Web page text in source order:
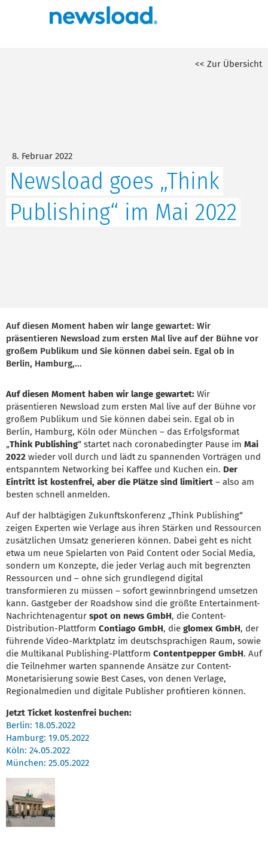
<< Zur Übersicht
8. Februar 2022
Newsload goes „Think
Publishing“ im Mai 2022
Auf diesen Moment haben wir lange gewartet: Wir
präsentieren Newsload zum ersten Mal live auf der Bühne vor
großem Publikum und Sie können dabei sein. Egal ob in
Berlin, Hamburg,...
Auf diesen Moment haben wir lange gewartet: Wir
präsentieren Newsload zum ersten Mal live auf der Bühne vor
großem Publikum und Sie können dabei sein. Egal ob in
Berlin, Hamburg, Köln oder München – das Erfolgsformat
„Think Publishing“ startet nach coronabedingter Pause im Mai
2022 wieder voll durch und lädt zu spannenden Vorträgen und
entspanntem Networking bei Kaffee und Kuchen ein. Der
Eintritt ist kostenfrei, aber die Plätze sind limitiert – also am
besten schnell anmelden.
Auf der halbtägigen Zukunftskonferenz „Think Publishing“
zeigen Experten wie Verlage aus ihren Stärken und Ressourcen
zusätzlichen Umsatz generieren können. Dabei geht es nicht
etwa um neue Spielarten von Paid Content oder Social Media,
sondern um Konzepte, die jeder Verlag auch mit begrenzten
Ressourcen und – ohne sich grundlegend digital
transformieren zu müssen – sofort gewinnbringend umsetzen
kann. Gastgeber der Roadshow sind die größte Entertainment-
Nachrichtenagentur spot on news GmbH, die Content-
Distribution-Plattform Contiago GmbH, die glomex GmbH, der
führende Video-Marktplatz im deutschsprachigen Raum, sowie
die Multikanal Publishing-Plattform Contentpepper GmbH. Auf
die Teilnehmer warten spannende Ansätze zur Content-
Monetarisierung sowie Best Cases, von denen Verlage,
Regionalmedien und digitale Publisher profitieren können.
Jetzt Ticket kostenfrei buchen:
Berlin: 18.05.2022
Hamburg: 19.05.2022
Köln: 24.05.2022
München: 25.05.2022